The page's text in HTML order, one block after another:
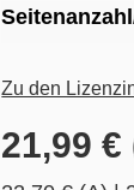
Zu den
21,99 €